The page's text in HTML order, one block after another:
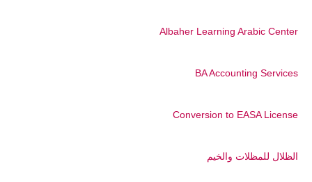
Albaher Learning Arabic Center
BA Accounting Services
Conversion to EASA License
الظلال للمظلات والخيم